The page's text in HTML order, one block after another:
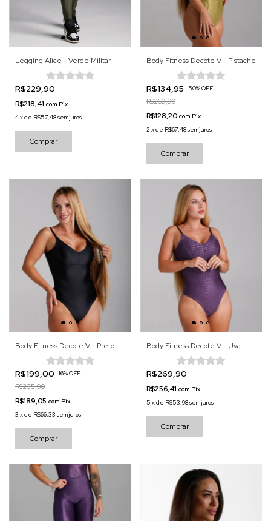
Legging Alice - Verde Militar
R$229,90
R$218,41 com Pix
4xde R$57,48sem juros
Comprar
Body Fitness Decote V - Pistache
R$134,95 -50%OFF
R$269,90
R$128,20 com Pix
2 xde R$67,48sem juros
Comprar
Body Fitness Decote V - Preto
R$199,00 -16%OFF
R$235,90
R$189,05 com Pix
3 xde R$66,33 sem juros
Comprar
Body Fitness Decote V - Uva
R$269,90
R$256,41 com Pix
5 xde R$53,98sem juros
Comprar